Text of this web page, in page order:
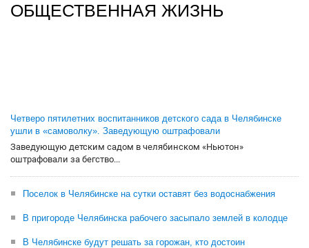
ОБЩЕСТВЕННАЯ ЖИЗНЬ
Четверо пятилетних воспитанников детского сада в Челябинске
ушли в «самоволку». Заведующую оштрафовали
Заведующую детским садом в челябинском «Ньютон»
оштрафовали за бегство...
Поселок в Челябинске на сутки оставят без водоснабжения
В пригороде Челябинска рабочего засыпало землей в колодце
В Челябинске будут решать за горожан, кто достоин